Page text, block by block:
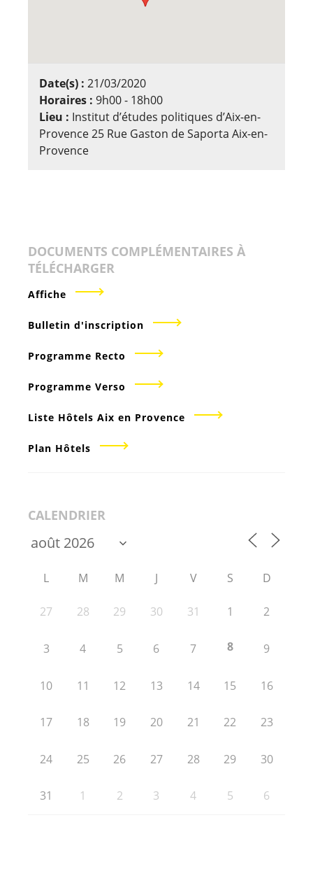
Date(s) : 21/03/2020
Horaires : 9h00 - 18h00
Lieu : Institut d’études politiques d’Aix-en-
Provence 25 Rue Gaston de Saporta Aix-en-
Provence
DOCUMENTS COMPLÉMENTAIRES À
TÉLÉCHARGER
Affiche
Bulletin d'inscription
Programme Recto
Programme Verso
Liste Hôtels Aix en Provence
Plan Hôtels
CALENDRIER
L M M J V S D
27 28 29 30 31 1 2
3 4 5 6 7 8 9
10 11 12 13 14 15 16
17 18 19 20 21 22 23
24 25 26 27 28 29 30
31 1 2 3 4 5 6